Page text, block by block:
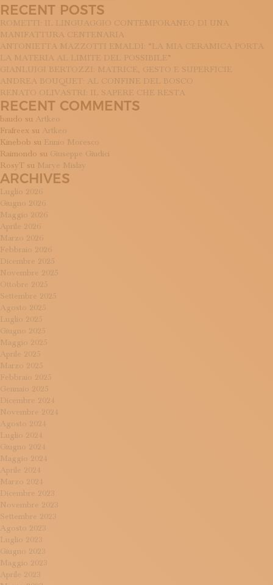
ISCRIVITI ALLA NEWSLETTER
SOSTIENICI
MAGAZINE
TUTTI I CONTENUTI
NEWS
INTERVISTE
ITINERARI
ISCRIVITI
LOGIN
RECENT POSTS
ROMETTI: IL LINGUAGGIO CONTEMPORANEO DI UNA
MANIFATTURA CENTENARIA
ANTONIETTA MAZZOTTI EMALDI: “LA MIA CERAMICA PORTA
LA MATERIA AL LIMITE DEL POSSIBILE”
GIANLUIGI BERTOZZI: MATRICE, GESTO E SUPERFICIE
ANDREA BOUQUET: AL CONFINE DEL BOSCO
RENATO OLIVASTRI: IL SAPERE CHE RESTA
RECENT COMMENTS
baudo su Artkeo
Frafreex su Artkeo
Kinebob su Ennio Moresco
Raimondo su Giuseppe Giudici
RosyT su Marye Mislay
ARCHIVES
Luglio 2026
Giugno 2026
Maggio 2026
Aprile 2026
Marzo 2026
Febbraio 2026
Dicembre 2025
Novembre 2025
Ottobre 2025
Settembre 2025
Agosto 2025
Luglio 2025
Giugno 2025
Maggio 2025
Aprile 2025
Marzo 2025
Febbraio 2025
Gennaio 2025
Dicembre 2024
Novembre 2024
Agosto 2024
Luglio 2024
Giugno 2024
Maggio 2024
Aprile 2024
Marzo 2024
Dicembre 2023
Novembre 2023
Settembre 2023
Agosto 2023
Luglio 2023
Giugno 2023
Maggio 2023
Aprile 2023